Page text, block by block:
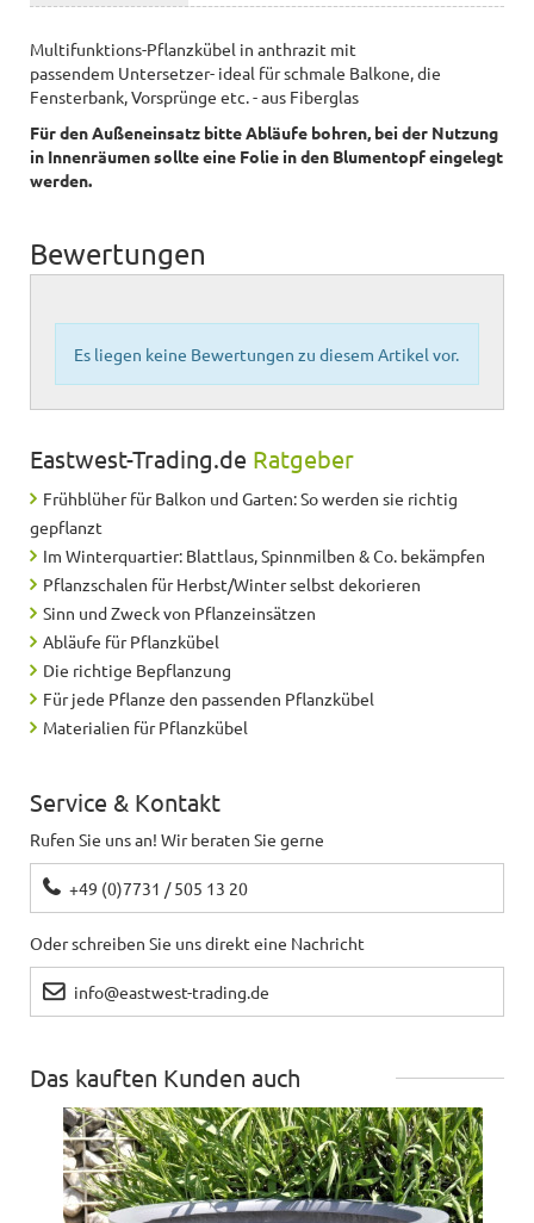
Multifunktions-Pflanzkübel in anthrazit mit
passendem Untersetzer- ideal für schmale Balkone, die
Fensterbank, Vorsprünge etc. - aus Fiberglas
Für den Außeneinsatz bitte Abläufe bohren, bei der Nutzung
in Innenräumen sollte eine Folie in den Blumentopf eingelegt
werden.
Bewertungen
Es liegen keine Bewertungen zu diesem Artikel vor.
Eastwest-Trading.de Ratgeber
Frühblüher für Balkon und Garten: So werden sie richtig
gepflanzt
Im Winterquartier: Blattlaus, Spinnmilben & Co. bekämpfen
Pflanzschalen für Herbst/Winter selbst dekorieren
Sinn und Zweck von Pflanzeinsätzen
Abläufe für Pflanzkübel
Die richtige Bepflanzung
Für jede Pflanze den passenden Pflanzkübel
Materialien für Pflanzkübel
Service & Kontakt
Rufen Sie uns an! Wir beraten Sie gerne
+49 (0)7731 / 505 13 20
Oder schreiben Sie uns direkt eine Nachricht
info@eastwest-trading.de
Das kauften Kunden auch